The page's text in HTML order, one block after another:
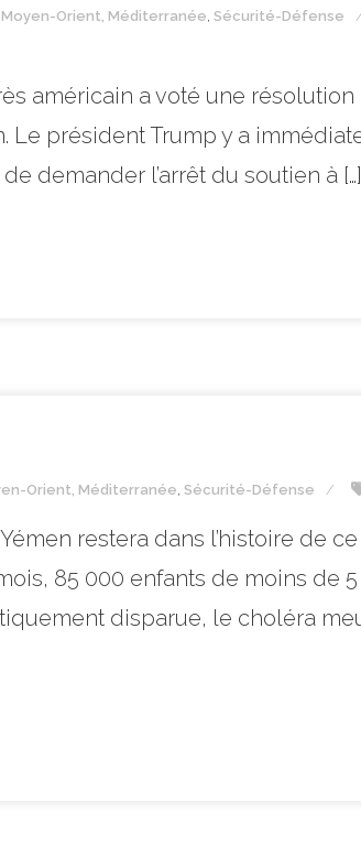
Orient, Méditerranée, Sécurité-Défense
américain a voté une résolution
Le président Trump y a
demander l’arrêt du soutien à […]
Orient, Méditerranée, Sécurité-Défense
restera dans l’histoire de
85 000 enfants de moins de
disparue, le choléra